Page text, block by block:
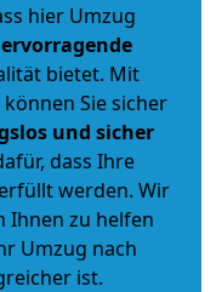
hier Umzug
bietet. Mit
Sie sicher
und sicher
dass Ihre
werden. Wir
Ihnen zu helfen
Umzug nach
ist.